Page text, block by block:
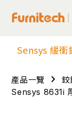
Sensys 緩衝
產品一覽 chevron_right 鉸
Sensys 8631i